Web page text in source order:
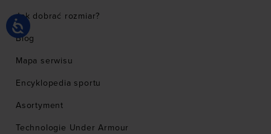
Jak dobrać rozmiar?
Blog
Mapa serwisu
Encyklopedia sportu
Asortyment
Technologie Under Armour